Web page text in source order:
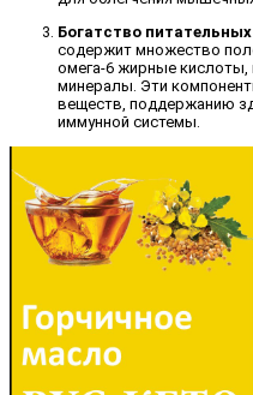
Богатство
содержит множество
омега-6 жирные кислоты,
минералы. Эти
веществ, поддержанию
иммунной системы.